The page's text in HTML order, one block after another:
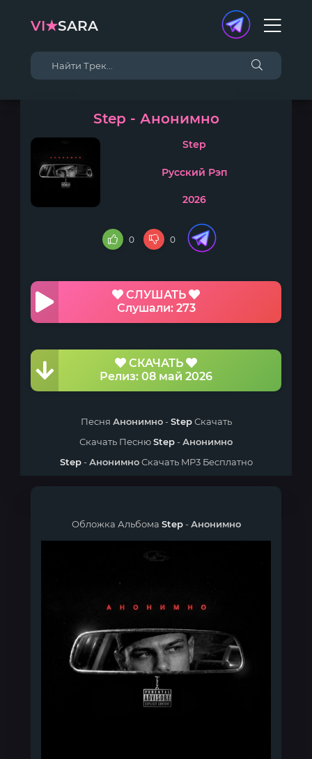
VI★SARA
Step - Анонимно
Step
Русский Рэп
2026
0 0
СЛУШАТЬ
Слушали: 273
СКАЧАТЬ
Релиз: 08 май 2026
Песня Анонимно-StepСкачать
Скачать ПеснюStep-Анонимно
Step-АнонимноСкачать MP3 Бесплатно
Обложка Альбома Step-Анонимно